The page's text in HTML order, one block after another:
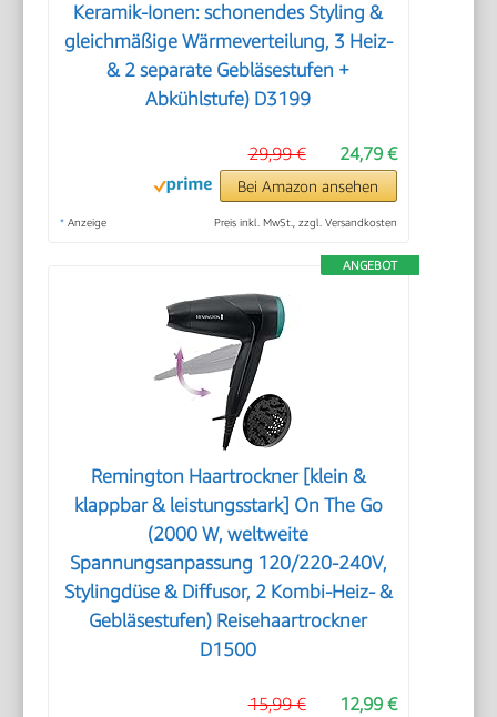
Keramik-Ionen: schonendes Styling &
gleichmäßige Wärmeverteilung, 3 Heiz-
& 2 separate Gebläsestufen +
Abkühlstufe) D3199
24,79 €
29,99 €
Bei Amazon ansehen
* Anzeige Preis inkl. MwSt., zzgl. Versandkosten
ANGEBOT
Remington Haartrockner [klein &
klappbar & leistungsstark] On The Go
(2000 W, weltweite
Spannungsanpassung 120/220-240V,
Stylingdüse & Diffusor, 2 Kombi-Heiz- &
Gebläsestufen) Reisehaartrockner
D1500
12,99 €
15,99 €